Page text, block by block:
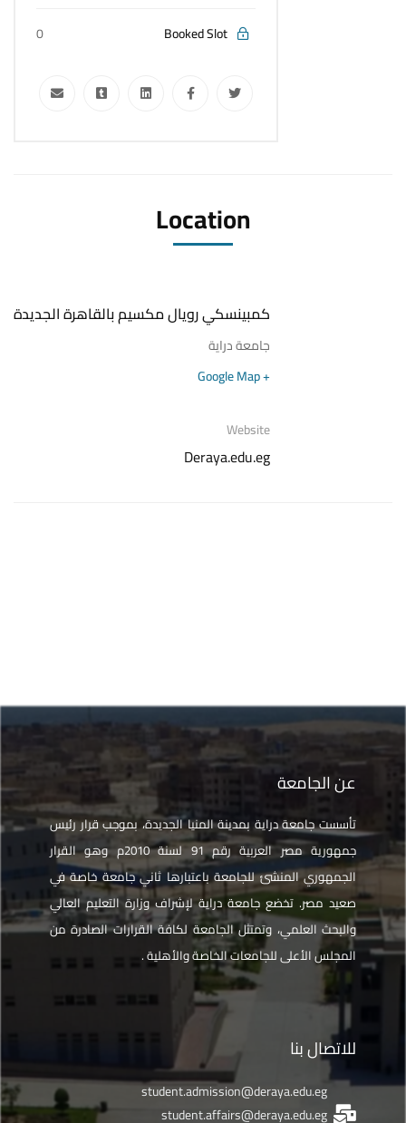
0
Location
كمبينسكي رويال مكسيم بالقاهرة الجديدة
جامعة دراية
+ Google Map
Website
Deraya.edu.eg
عن الجامعة
تأسست جامعة دراية بمدينة المنيا الجديدة، بموجب قرار رئيس
جمهورية مصر العربية رقم 91 لسنة 2010م وهو القرار
الجمهوري المنشئ للجامعة باعتبارها ثاني جامعة خاصة في
صعيد مصر. تخضع جامعة دراية لإشراف وزارة التعليم العالي
والبحث العلمي، وتمتثل الجامعة لكافة القرارات الصادرة من
المجلس الأعلى للجامعات الخاصة والأهلية .
للاتصال بنا
student.admission@deraya.edu.eg
student.affairs@deraya.edu.eg